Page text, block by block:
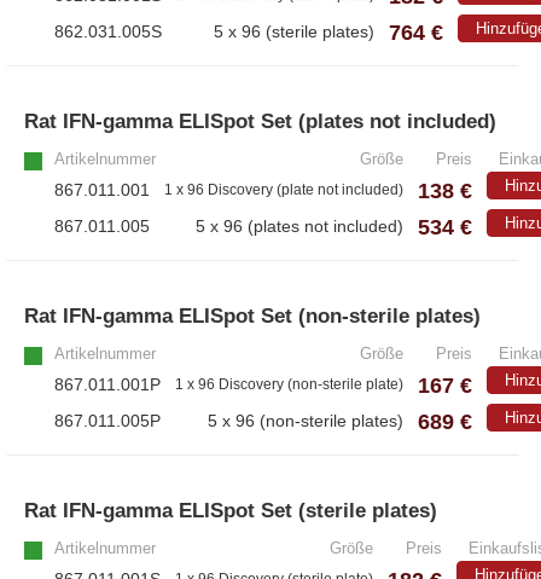
862.031.005S 5 x 96 (sterile plates) 764 €
Rat IFN-gamma ELISpot Set (plates not included)
Artikelnummer Größe Preis
867.011.001 1 x 96 Discovery (plate not included) 138 €
867.011.005 5 x 96 (plates not included) 534 €
Rat IFN-gamma ELISpot Set (non-sterile plates)
Artikelnummer Größe Preis
867.011.001P 1 x 96 Discovery (non-sterile plate) 167 €
867.011.005P 5 x 96 (non-sterile plates) 689 €
Rat IFN-gamma ELISpot Set (sterile plates)
Artikelnummer Größe Preis